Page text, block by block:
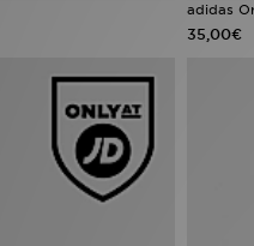
adidas
35,00€